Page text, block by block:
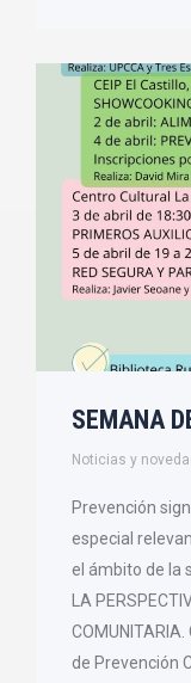
SEMANA
Noticias y
Prevención
especial
el ámbito de la
LA
de Prevención